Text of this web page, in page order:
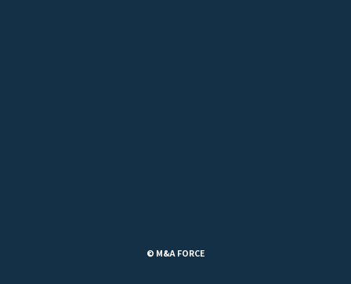
© M&A FORCE